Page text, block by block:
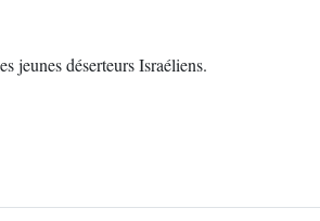
jeunes déserteurs Israéliens.